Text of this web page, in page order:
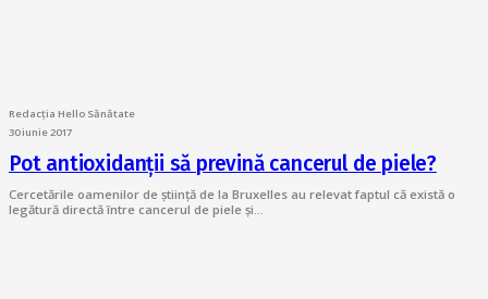
Redacția Hello Sănătate
30 iunie 2017
Pot antioxidanţii să prevină cancerul de piele?
Cercetările oamenilor de ştiință de la Bruxelles au relevat faptul că există o
legătură directă între cancerul de piele şi…